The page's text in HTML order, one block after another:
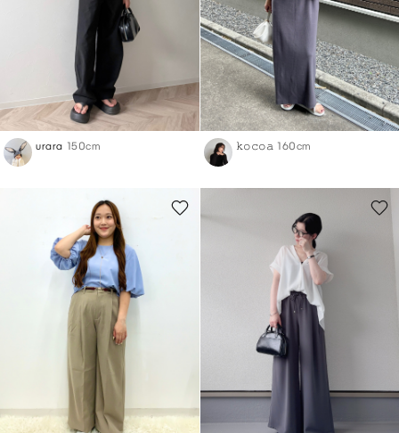
urara 150cm 𝚔𝚘𝚌𝚘𝚊 160cm